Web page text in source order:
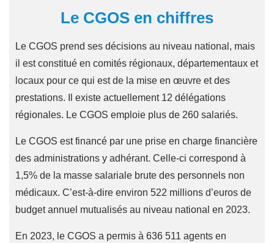
Le CGOS en chiffres
Le CGOS prend ses décisions au niveau national, mais
il est constitué en comités régionaux, départementaux et
locaux pour ce qui est de la mise en œuvre et des
prestations. Il existe actuellement 12 délégations
régionales. Le CGOS emploie plus de 260 salariés.
Le CGOS est financé par une prise en charge financière
des administrations y adhérant. Celle-ci correspond à
1,5% de la masse salariale brute des personnels non
médicaux. C’est-à-dire environ 522 millions d’euros de
budget annuel mutualisés au niveau national en 2023.
En 2023, le CGOS a permis à 636 511 agents en